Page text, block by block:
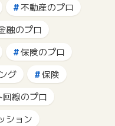
不動産のプロ
融のプロ
保険のプロ
グ
保険
回線のプロ
ション